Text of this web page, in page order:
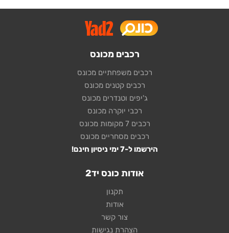
רכבים מכונס
רכבים משפחתיים מכונס
רכבים קטנים מכונס
ג'יפים וטנדרים מכונס
רכבי יוקרה מכונס
רכבים 7 מקומות מכונס
רכבים מסחריים מכונס
הירשמו ל-7 ימי ניסיון חינם!
אודות כונס יד2
תקנון
אודות
צור קשר
הצהרת נגישות